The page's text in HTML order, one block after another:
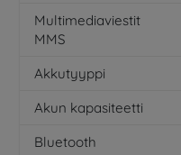
Multimediaviestit
MMS
Akkutyyppi
Akun kapasiteetti
Bluetooth